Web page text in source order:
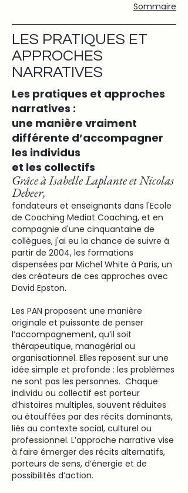
Sommaire
LES PRATIQUES ET
APPROCHES
NARRATIVES
Les pratiques et approches
narratives :
une manière vraiment
différente d’accompagner
les individus
et les collectifs
Grâce à Isabelle Laplante et Nicolas
Debeer,
fondateurs et enseignants dans l'Ecole
de Coaching Mediat Coaching, et en
compagnie d'une cinquantaine de
collègues, j'ai eu la chance de suivre à
partir de 2004, les formations
dispensées par Michel White à Paris, un
des créateurs de ces approches avec
David Epston.
Les PAN proposent une manière
originale et puissante de penser
l’accompagnement, qu’il soit
thérapeutique, managérial ou
organisationnel. Elles reposent sur une
idée simple et profonde : les problèmes
ne sont pas les personnes. Chaque
individu ou collectif est porteur
d’histoires multiples, souvent réduites
ou étouffées par des récits dominants,
liés au contexte social, culturel ou
professionnel. L’approche narrative vise
à faire émerger des récits alternatifs,
porteurs de sens, d’énergie et de
possibilités d’action.